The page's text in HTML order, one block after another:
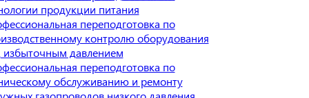
продукции питания
переподготовка по
контролю оборудования
избыточным давлением
переподготовка по
обслуживанию и ремонту